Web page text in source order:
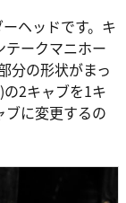
ヘッドです。キ
テークマニホー
分の形状がまっ
2キャブを1キ
ブに変更するの